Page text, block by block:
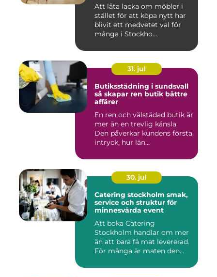
Att låta lacka om möbler i
stället för att köpa nytt har
blivit ett medvetet val för
många i Stockho...
31. jul
Butiksstädning i sundsvall
så skapar ren butik bättre
affärer
En ren och välstädad butik är
mer än en trevlig känsla.
Den påverkar kundens första
intryck, hur län...
30. jul
Catering stockholm smak,
service och struktur för
minnesvärda event
Att boka Catering
Stockholm handlar om mer
än att bara få mat levererad.
För många är maten den